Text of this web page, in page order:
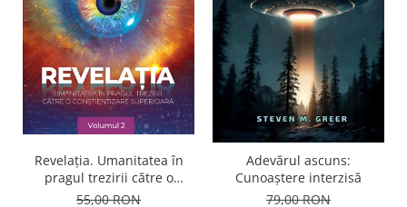
Revelația. Umanitatea în
pragul trezirii către o
conştientizare superioară,
55,00 RON
Adevărul ascuns:
Cunoaștere interzisă
79,00 RON